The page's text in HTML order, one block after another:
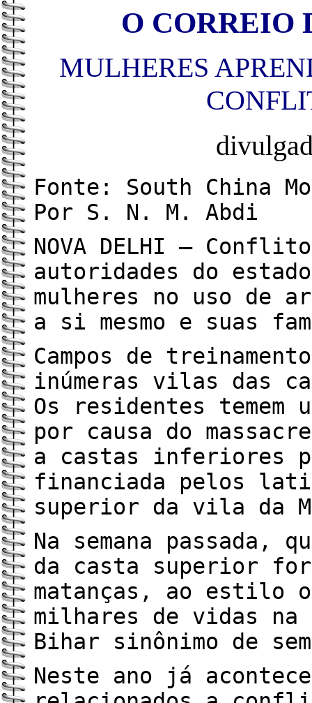
O CORREIO
MULHERES
Fonte: South China
Por S. N. M. Abdi
NOVA DELHI –
autoridades do
mulheres no uso de
a si mesmo e suas
Campos de
inúmeras vilas das
Os residentes temem
por causa do
a castas inferiores
financiada pelos
superior da vila da
Na semana
da casta superior
matanças, ao estilo
milhares de vidas na
Bihar sinônimo de
Neste ano já